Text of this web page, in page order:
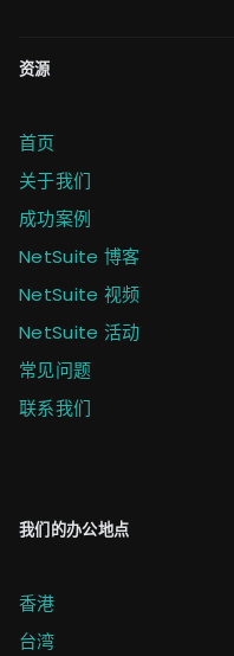
资源
首页
关于我们
成功案例
NetSuite 博客
NetSuite 视频
NetSuite 活动
常见问题
联系我们
我们的办公地点
香港
台湾